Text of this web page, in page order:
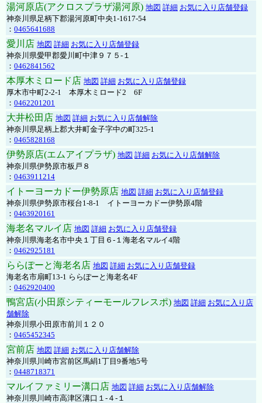
湯河原店(アクロスプラザ湯河原) 地図 詳細 お気に入り店舗登録
神奈川県足柄下郡湯河原町中央1-1617-54
： 0465641688
愛川店 地図 詳細 お気に入り店舗登録
神奈川県愛甲郡愛川町中津９７５-１
： 0462841562
本厚木ミロード店 地図 詳細 お気に入り店舗登録
厚木市中町2-2-1 本厚木ミロード2 6F
： 0462201201
大井松田店 地図 詳細 お気に入り店舗解除
神奈川県足柄上郡大井町金子字中の町325-1
： 0465828168
伊勢原店(エムアイプラザ) 地図 詳細 お気に入り店舗解除
神奈川県伊勢原市板戸８
： 0463911214
イトーヨーカドー伊勢原店 地図 詳細 お気に入り店舗登録
神奈川県伊勢原市桜台1-8-1 イトーヨーカドー伊勢原4階
： 0463920161
海老名マルイ店 地図 詳細 お気に入り店舗登録
神奈川県海老名市中央１丁目６-１海老名マルイ4階
： 0462925181
ららぽーと海老名店 地図 詳細 お気に入り店舗登録
海老名市扇町13-1 ららぽーと海老名4F
： 0462920400
鴨宮店(小田原シティーモールフレスポ) 地図 詳細 お気に入り店
舗解除
神奈川県小田原市前川１２０
： 0465452345
宮前店 地図 詳細 お気に入り店舗解除
神奈川県川崎市宮前区馬絹1丁目9番地5号
： 0448718371
マルイファミリー溝口店 地図 詳細 お気に入り店舗解除
神奈川県川崎市高津区溝口１-４-１